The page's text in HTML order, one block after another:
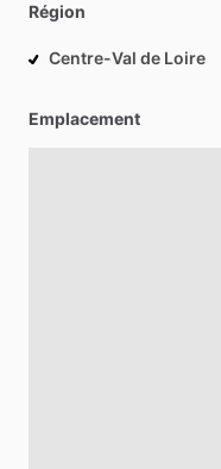
Région
Centre-Val de Loire
Emplacement